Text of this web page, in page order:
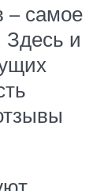
– самое
Здесь и